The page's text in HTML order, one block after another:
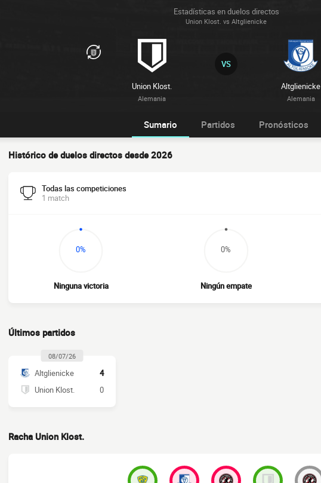
Estadísticas en duelos directos
Union Klost. vs Altglienicke
Union Klost.
Alemania
Altglienicke
Alemania
VS
Sumario Partidos Pronósticos
Histórico de duelos directos desde 2026
Todas las competiciones
1 match
0%
Ninguna victoria
0%
Ningún empate
Últimos partidos
08/07/26
Altglienicke
4
Union Klost.
0
Racha Union Klost.